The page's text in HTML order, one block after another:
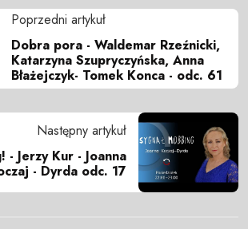
Poprzedni artykuł
Dobra pora - Waldemar Rzeźnicki,
Katarzyna Szupryczyńska, Anna
Błażejczyk- Tomek Konca - odc. 61
Następny artykuł
- Jerzy Kur - Joanna
- Dyrda odc. 17